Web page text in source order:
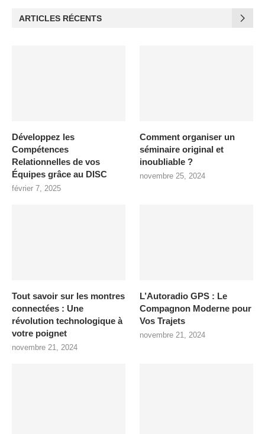
ARTICLES RÉCENTS
Développez les
Compétences
Relationnelles de vos
Équipes grâce au DISC
février 7, 2025
Comment organiser un
séminaire original et
inoubliable ?
novembre 25, 2024
Tout savoir sur les montres
connectées : Une
révolution technologique à
votre poignet
novembre 21, 2024
L’Autoradio GPS : Le
Compagnon Moderne pour
Vos Trajets
novembre 21, 2024